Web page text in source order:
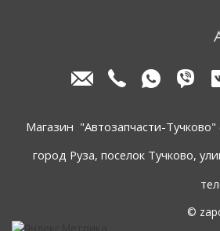
Магазин "Автозапчасти-
город Руза, поселок Тучково,
©